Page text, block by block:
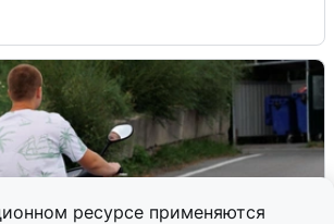
ресурсе применяются